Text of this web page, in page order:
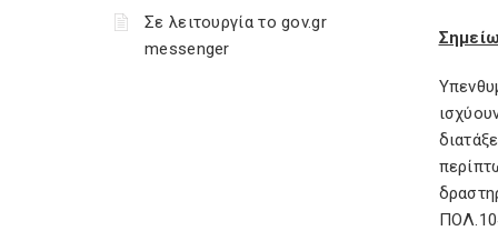
Σε λειτουργία το gov.gr
messenger